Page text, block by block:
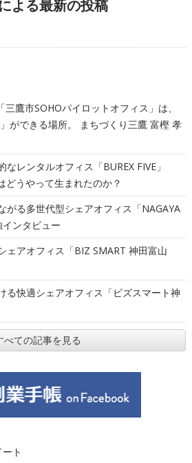
よる最新の投稿
鷹市SOHOパイロットオフィス」は、
ができる場所。 まちづくり三鷹 富樫 孝
なレンタルオフィス「BUREX FIVE」
どうやって生まれたのか？
がる多世代型シェアオフィス「NAGAYA
ンタビュー
ェアオフィス「BIZ SMART 神田富山
る快適シェアオフィス「ビズスマート神
べての記事を見る
ト